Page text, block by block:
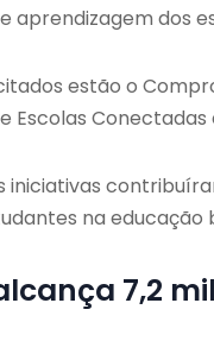
aprendizagem dos
estão o
Escolas
iniciativas
na educação
7,2